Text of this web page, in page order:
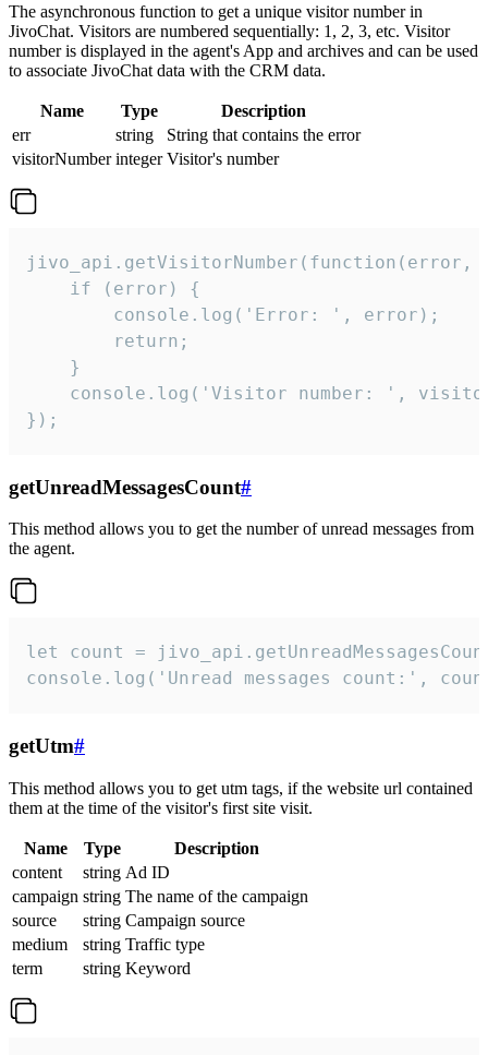
The asynchronous function to get a unique visitor number in
JivoChat. Visitors are numbered sequentially: 1, 2, 3, etc. Visitor
number is displayed in the agent's App and archives and can be used
to associate JivoChat data with the CRM data.
Name Type
Description
err
string
String that contains the error
visitorNumber integer Visitor's number
jivo_api.getVisitorNumber(function(error,
    if (error) {
        console.log('Error: ', error);
        return;
    }
console.log('Visitor number: ',
});
getUnreadMessagesCount#
This method allows you to get the number of unread messages from
the agent.
let count =
console.log('Unread messages count:',
getUtm#
This method allows you to get utm tags, if the website url contained
them at the time of the visitor's first site visit.
Name Type
Description
content
string Ad ID
campaign string The name of the campaign
source
string Campaign source
medium
string Traffic type
term
string Keyword